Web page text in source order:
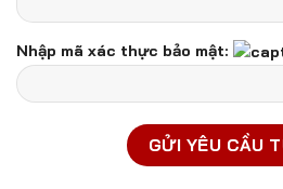
Nhập mã xác thực bảo mật: